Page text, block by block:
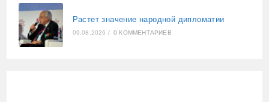
Растет значение народной дипломатии
09.08.2026 / 0 КОММЕНТАРИЕВ